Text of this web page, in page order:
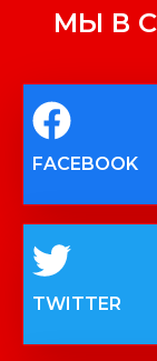
МЫ В
FACEBOOK
TWITTER